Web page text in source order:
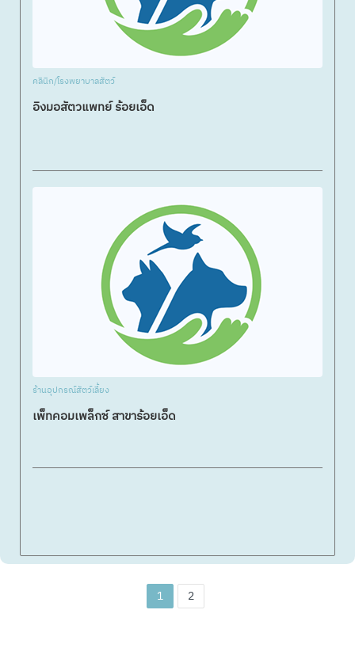
คลินิก/โรงพยาบาลสัตว์
อิงมอสัตวแพทย์ ร้อยเอ็ด
ร้านอุปกรณ์สัตว์เลี้ยง
เพ็ทคอมเพล็กซ์ สาขาร้อยเอ็ด
1 2